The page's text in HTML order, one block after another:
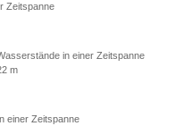
Zeitspanne
in einer Zeitspanne
m
einer Zeitspanne